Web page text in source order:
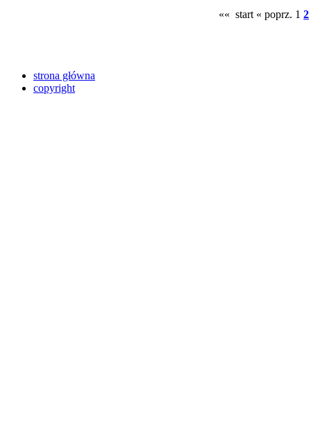
«« start « poprz. 1 2
strona główna
copyright